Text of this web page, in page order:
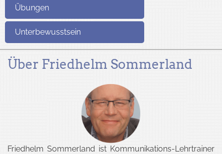
Übungen
Unterbewusstsein
Über Friedhelm Sommerland
Friedhelm Sommerland ist Kommunikations-Lehrtrainer